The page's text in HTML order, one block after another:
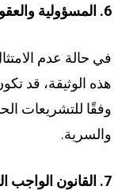
6. المسؤولية والعقوبات
في حالة عدم
هذه الوثيقة، قد
وفقًا للتشريعات
والسرية.
7. القانون الواجب التطبيق والولاية القضائية